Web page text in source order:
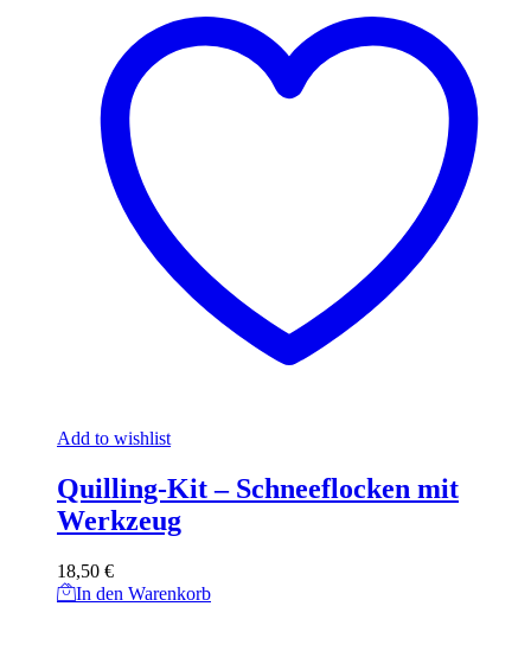
Add to wishlist
Quilling-Kit – Schneeflocken mit
Werkzeug
18,50 €
In den Warenkorb